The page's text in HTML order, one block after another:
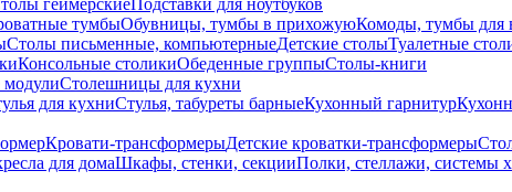
геймерскиеПодставки для ноутбуков
тумбыОбувницы, тумбы в прихожуюКомоды, тумбы для
Столы письменные, компьютерныеДетские столыТуалетные
Консольные столикиОбеденные группыСтолы-книги
Столешницы для кухни
для кухниСтулья, табуреты барныеКухонный гарнитур
Кровати-трансформерыДетские кроватки-трансформеры
для домаШкафы, стенки, секцииПолки, стеллажи, системы